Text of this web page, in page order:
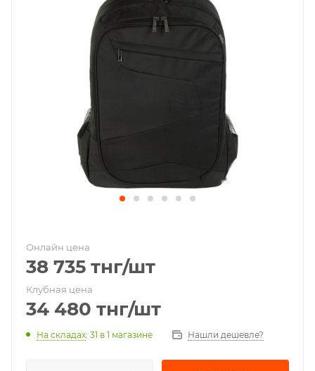
Онлайн цена
38 735 тнг/шт
Клубная цена
34 480 тнг/шт
На складах: 31 в 1 магазине Нашли дешевле?